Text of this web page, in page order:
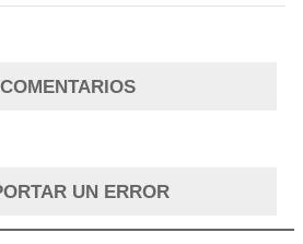
COMENTARIOS
UN ERROR